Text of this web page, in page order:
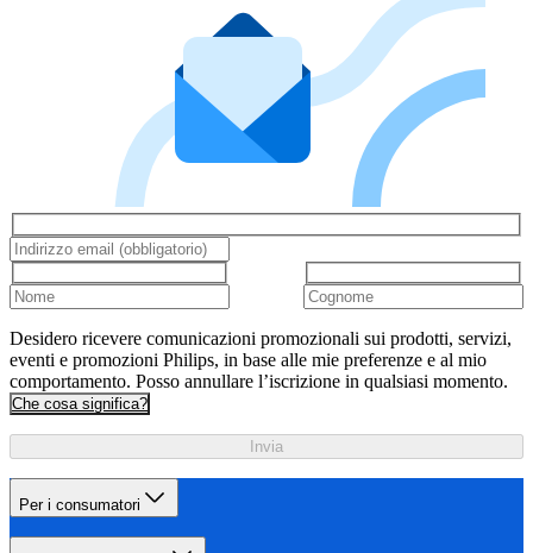
Desidero ricevere comunicazioni promozionali sui prodotti, servizi,
eventi e promozioni Philips, in base alle mie preferenze e al mio
comportamento. Posso annullare l’iscrizione in qualsiasi momento.
Che cosa significa?
Invia
Per i consumatori